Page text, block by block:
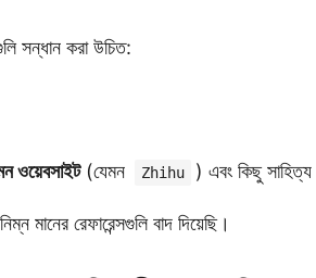
সন্ধান করা উচিত:
ওয়েবসাইট(যেমন Zhihu ) এবং কিছু সাহিত্য
মানের রেফারেন্সগুলি বাদ দিয়েছি।